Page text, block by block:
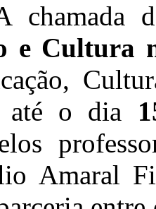
chamada
e Cultura
até o dia
Amaral